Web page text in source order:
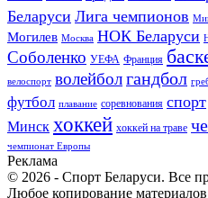
Беларуси Лига чемпионов
Могилев Москва НОК Беларуси
Соболенко УЕФА Франция
велоспорт волейболгандбол
футбол плавание соревнования спорт
Минск хоккей хоккей на траве
чемпионат Европы
Реклама
© 2026 - Спорт Беларуси. Все
Любое копирование материалов